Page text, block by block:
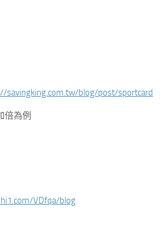
savingking.com.tw/blog/post/sportcard
倍為例
VDfqa/blog